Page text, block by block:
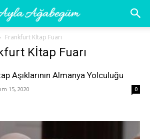
Frankfurt Kİtap Fuarı
Kİtap Fuarı
Aşıklarının Almanya Yolculuğu
15, 2020 0